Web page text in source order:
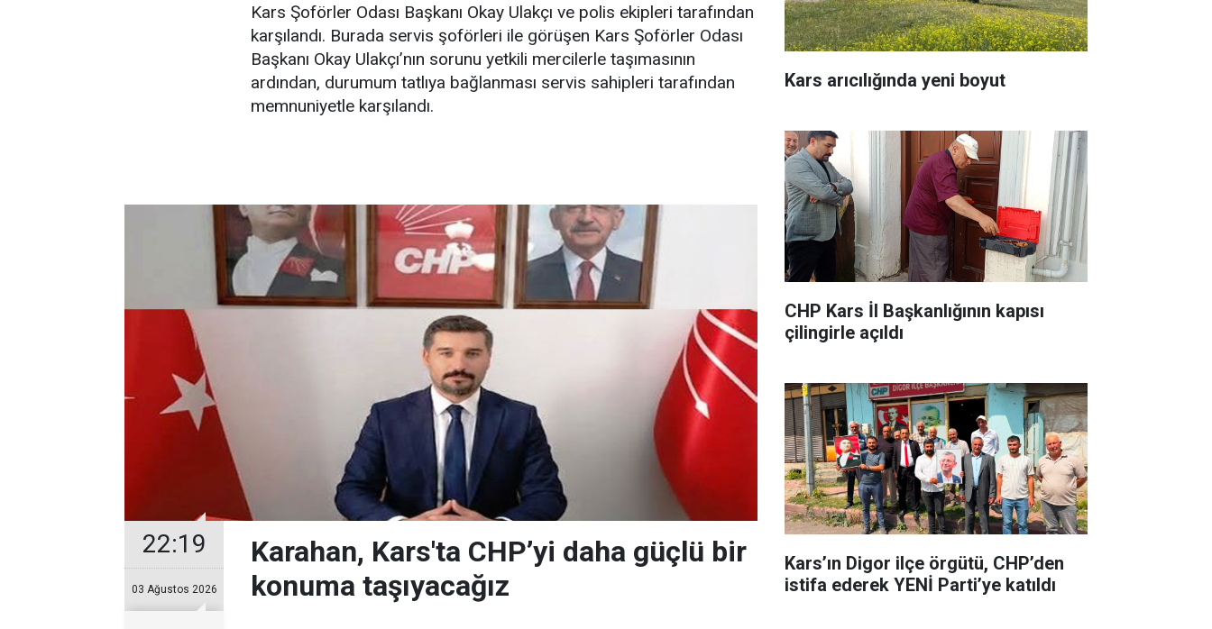
Kars Şoförler Odası Başkanı Okay Ulakçı ve polis ekipleri tarafından
karşılandı. Burada servis şoförleri ile görüşen Kars Şoförler Odası
Başkanı Okay Ulakçı’nın sorunu yetkili mercilerle taşımasının
ardından, durumum tatlıya bağlanması servis sahipleri tarafından
memnuniyetle karşılandı.
22:19
03 Ağustos 2026
Karahan, Kars'ta CHP’yi daha güçlü bir
konuma taşıyacağız
Kars arıcılığında yeni boyut
CHP Kars İl Başkanlığının kapısı
çilingirle açıldı
Kars’ın Digor ilçe örgütü, CHP’den
istifa ederek YENİ Parti’ye katıldı